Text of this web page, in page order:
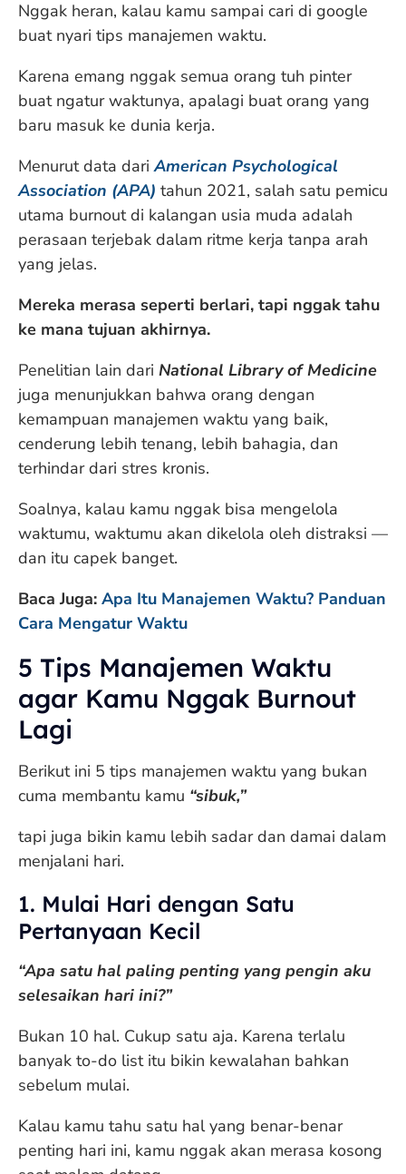
Nggak heran, kalau kamu sampai cari di google
buat nyari tips manajemen waktu.
Karena emang nggak semua orang tuh pinter
buat ngatur waktunya, apalagi buat orang yang
baru masuk ke dunia kerja.
Menurut data dariAmerican Psychological
Association (APA) tahun 2021, salah satu pemicu
utama burnout di kalangan usia muda adalah
perasaan terjebak dalam ritme kerja tanpa arah
yang jelas.
Mereka merasa seperti berlari, tapi nggak tahu
ke mana tujuan akhirnya.
Penelitian lain dari National Library of Medicine
juga menunjukkan bahwa orang dengan
kemampuan manajemen waktu yang baik,
cenderung lebih tenang, lebih bahagia, dan
terhindar dari stres kronis.
Soalnya, kalau kamu nggak bisa mengelola
waktumu, waktumu akan dikelola oleh distraksi —
dan itu capek banget.
Baca Juga: Apa Itu Manajemen Waktu? Panduan
Cara Mengatur Waktu
5 Tips Manajemen Waktu
agar Kamu Nggak Burnout
Lagi
Berikut ini 5 tips manajemen waktu yang bukan
cuma membantu kamu “sibuk,”
tapi juga bikin kamu lebih sadar dan damai dalam
menjalani hari.
1. Mulai Hari dengan Satu
Pertanyaan Kecil
“Apa satu hal paling penting yang pengin aku
selesaikan hari ini?”
Bukan 10 hal. Cukup satu aja. Karena terlalu
banyak to-do list itu bikin kewalahan bahkan
sebelum mulai.
Kalau kamu tahu satu hal yang benar-benar
penting hari ini, kamu nggak akan merasa kosong